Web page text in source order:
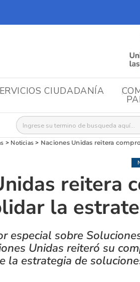
CIUDADANÍA
Buscar:
> Noticias > Naciones Unidas reitera
reitera
la
especial sobre
Unidas reiteró su
la estrategia de